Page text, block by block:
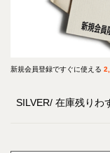
新規会員登録ですぐに使える
SILVER 在庫残りわ